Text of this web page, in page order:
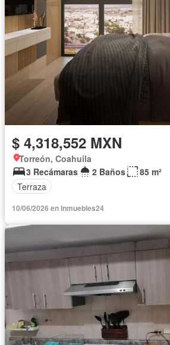
$ 4,318,552 MXN
Torreón, Coahuila
3 Recámaras
2 Baños
85 m²
Terraza
10/06/2026 en Inmuebles24